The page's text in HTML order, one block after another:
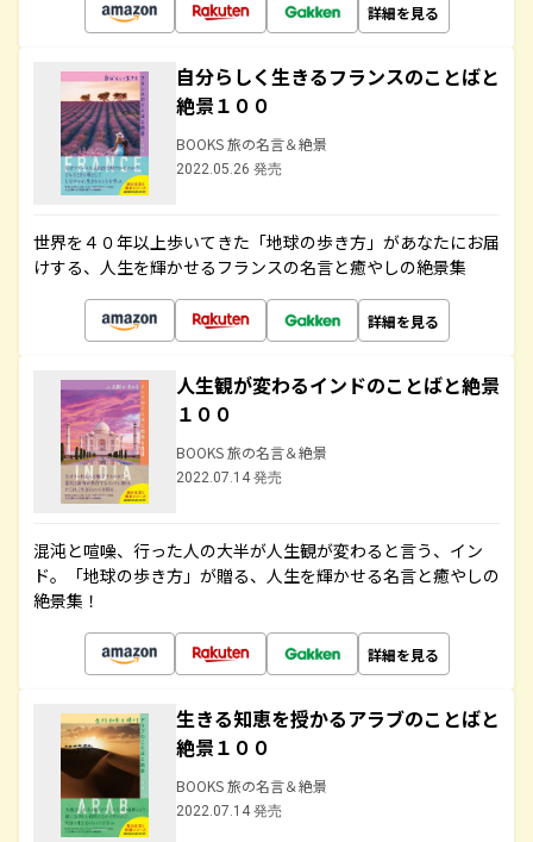
詳細を見る
自分らしく生きるフランスのことばと
絶景１００
BOOKS 旅の名言＆絶景
2022.05.26 発売
世界を４０年以上歩いてきた「地球の歩き方」があなたにお届
けする、人生を輝かせるフランスの名言と癒やしの絶景集
詳細を見る
人生観が変わるインドのことばと絶景
１００
BOOKS 旅の名言＆絶景
2022.07.14 発売
混沌と喧噪、行った人の大半が人生観が変わると言う、イン
ド。「地球の歩き方」が贈る、人生を輝かせる名言と癒やしの
絶景集！
詳細を見る
生きる知恵を授かるアラブのことばと
絶景１００
BOOKS 旅の名言＆絶景
2022.07.14 発売